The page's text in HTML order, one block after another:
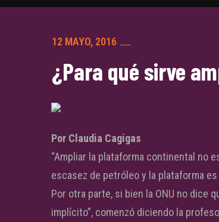
12 MAYO, 2016
¿Para qué sirve
Por Claudia Cagigas
“Ampliar la plataforma continental no
escasez de petróleo y la plataforma
Por otra parte, si bien la ONU no dice
implícito”, comenzó diciendo la